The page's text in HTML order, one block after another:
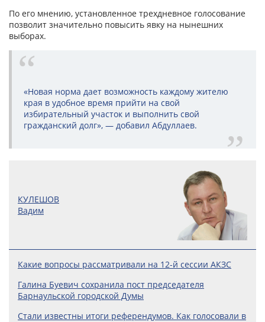
По его мнению, установленное трехдневное голосование
позволит значительно повысить явку на нынешних
выборах.
«Новая норма дает возможность каждому жителю
края в удобное время прийти на свой
избирательный участок и выполнить свой
гражданский долг», — добавил Абдуллаев.
КУЛЕШОВ
Вадим
Какие вопросы рассматривали на 12-й сессии АКЗС
Галина Буевич сохранила пост председателя
Барнаульской городской Думы
Стали известны итоги референдумов. Как голосовали в